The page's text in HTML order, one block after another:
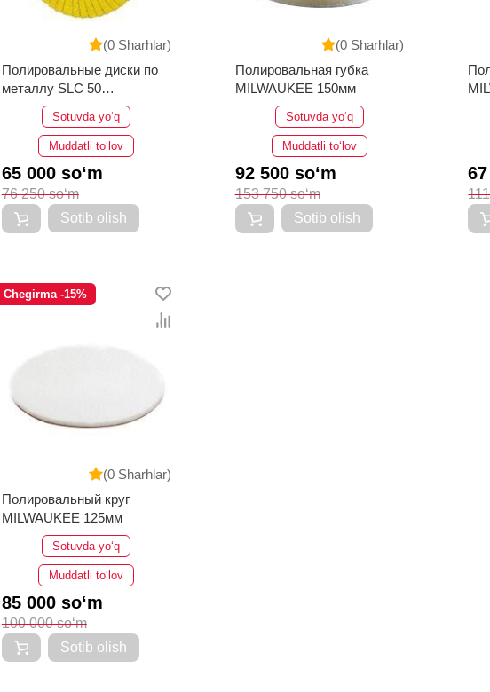
(0 Sharhlar)
Полировальные диски по
металлу SLC 50
MILWAUKEE CERA
TURBO 125ММ
Sotuvda yo‘q
Muddatli to‘lov
65 000 so‘m
76 250 so‘m
Sotib olish
(0 Sharhlar)
Полировальная губка
MILWAUKEE 150мм
Sotuvda yo‘q
Muddatli to‘lov
92 500 so‘m
153 750 so‘m
Sotib olish
(0 Sharhlar)
Chegirma -15%
Полировальный круг
MILWAUKEE 125мм
Sotuvda yo‘q
Muddatli to‘lov
85 000 so‘m
100 000 so‘m
Sotib olish